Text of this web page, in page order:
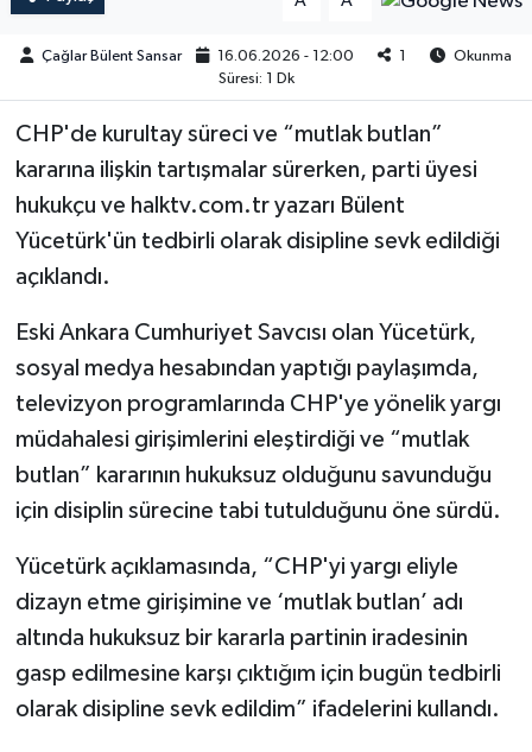
Çağlar Bülent Sansar 16.06.2026 - 12:00 1
Okunma
Süresi: 1 Dk
CHP'de kurultay süreci ve “mutlak butlan”
kararına ilişkin tartışmalar sürerken, parti üyesi
hukukçu ve halktv.com.tr yazarı Bülent
Yücetürk'ün tedbirli olarak disipline sevk edildiği
açıklandı.
Eski Ankara Cumhuriyet Savcısı olan Yücetürk,
sosyal medya hesabından yaptığı paylaşımda,
televizyon programlarında CHP'ye yönelik yargı
müdahalesi girişimlerini eleştirdiği ve “mutlak
butlan” kararının hukuksuz olduğunu savunduğu
için disiplin sürecine tabi tutulduğunu öne sürdü.
Yücetürk açıklamasında, “CHP'yi yargı eliyle
dizayn etme girişimine ve ‘mutlak butlan’ adı
altında hukuksuz bir kararla partinin iradesinin
gasp edilmesine karşı çıktığım için bugün tedbirli
olarak disipline sevk edildim” ifadelerini kullandı.